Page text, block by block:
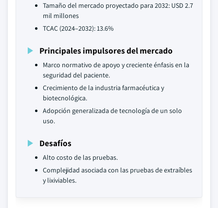
Tamaño del mercado proyectado para 2032: USD 2.7
mil millones
TCAC (2024–2032): 13.6%
Principales impulsores del mercado
Marco normativo de apoyo y creciente énfasis en la
seguridad del paciente.
Crecimiento de la industria farmacéutica y
biotecnológica.
Adopción generalizada de tecnología de un solo
uso.
Desafíos
Alto costo de las pruebas.
Complejidad asociada con las pruebas de extraíbles
y lixiviables.